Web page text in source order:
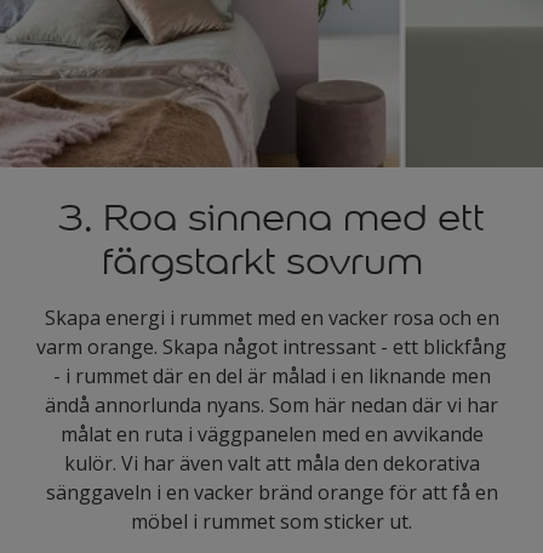
3. Roa sinnena med ett
färgstarkt sovrum
Skapa energi i rummet med en vacker rosa och en
varm orange. Skapa något intressant - ett blickfång
- i rummet där en del är målad i en liknande men
ändå annorlunda nyans. Som här nedan där vi har
målat en ruta i väggpanelen med en avvikande
kulör. Vi har även valt att måla den dekorativa
sänggaveln i en vacker bränd orange för att få en
möbel i rummet som sticker ut.